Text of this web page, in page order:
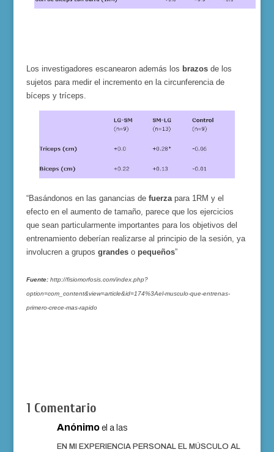
Los investigadores escanearon además los brazos de los
sujetos para medir el incremento en la circunferencia de
bíceps y tríceps.
“Basándonos en las ganancias de fuerza para 1RM y el
efecto en el aumento de tamaño, parece que los ejercicios
que sean particularmente importantes para los objetivos del
entrenamiento deberían realizarse al principio de la sesión, ya
involucren a grupos grandes o pequeños”
Fuente:http://fisiomorfosis.com/index.php?
option=com_content&view=article&id=174%3Ael-musculo-que-entrenas-
primero-crece-mas-rapido
1 Comentario
Anónimo el a las
EN MI EXPERIENCIA PERSONAL EL MÚSCULO AL